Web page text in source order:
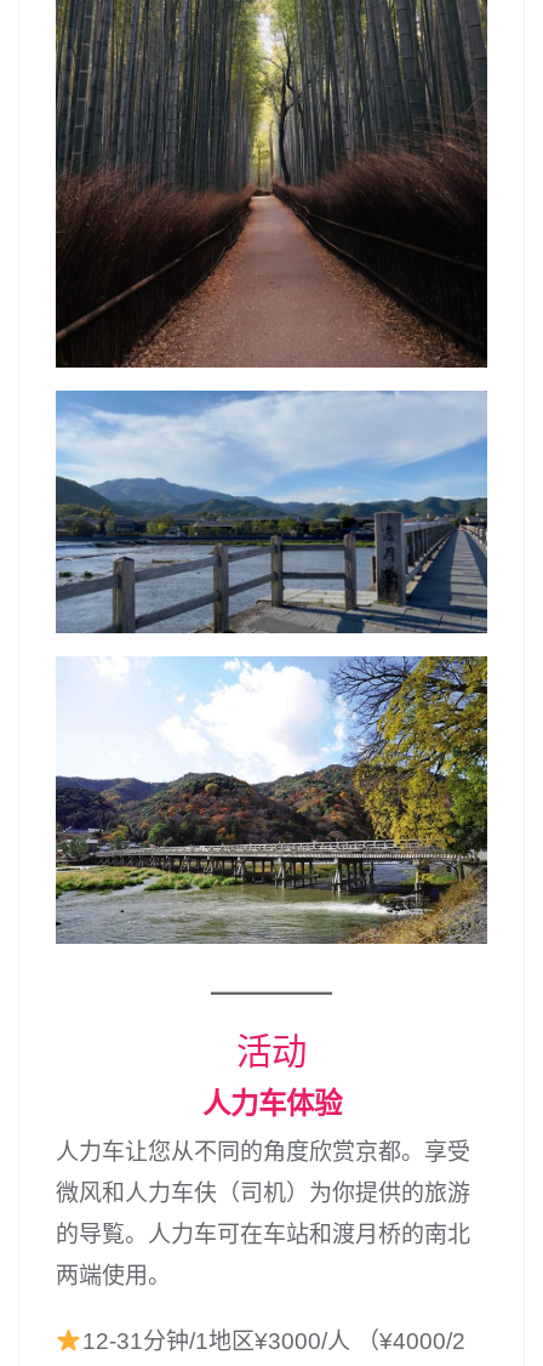
活动
人力车体验
人力车让您从不同的角度欣赏京都。享受
微风和人力车伕（司机）为你提供的旅游
的导覧。人力车可在车站和渡月桥的南北
两端使用。
12-31分钟/1地区¥3000/人 （¥4000/2